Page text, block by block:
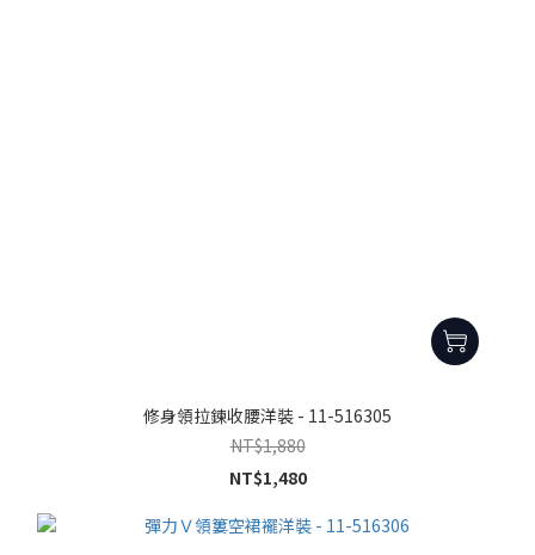
修身領拉鍊收腰洋裝 - 11-516305
NT$1,880
NT$1,480